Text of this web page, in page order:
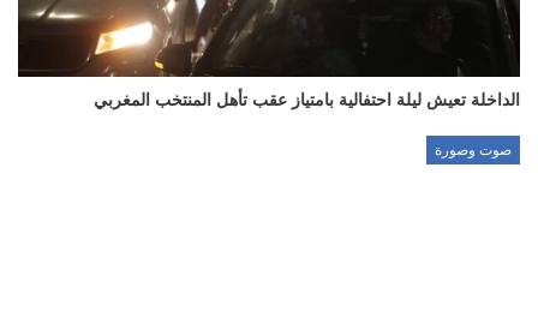
الداخلة تعيش ليلة احتفالية بامتياز عقب تأهل المنتخب المغربي
صوت وصورة